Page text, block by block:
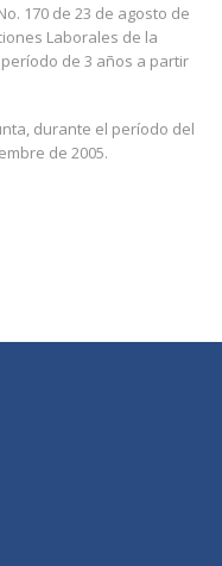
170 de 23 de agosto de
Laborales de la
de 3 años a partir
durante el período del
de 2005.